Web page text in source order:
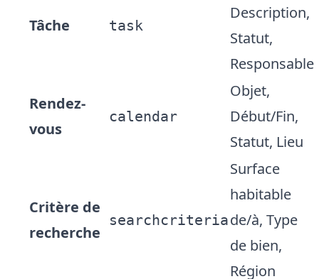
Tâche task
Description,
Statut,
Responsable
Rendez-
vous
calendar
Objet,
Début/Fin,
Statut, Lieu
Critère de
recherche
searchcriteria
Surface
habitable
de/à, Type
de bien,
Région